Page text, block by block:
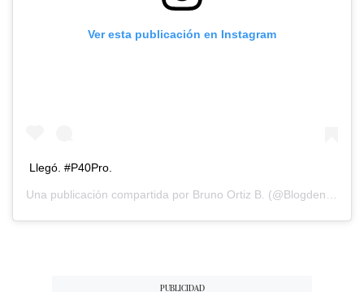
Ver esta publicación en Instagram
Llegó. #P40Pro.
Una publicación compartida por Bruno Ortiz B. (@Blogdenotas)